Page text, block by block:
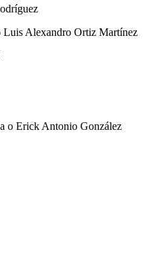
Alexandro Ortiz Martínez
o Erick Antonio González